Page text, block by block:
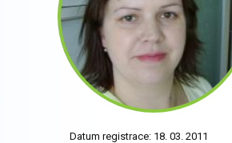
Datum registrace: 18. 03. 2011